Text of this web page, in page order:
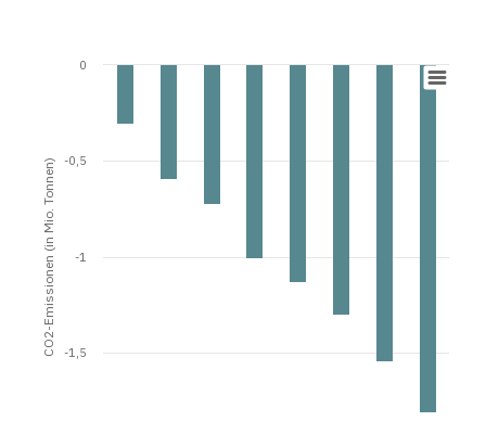
CO2-Emissionen (in Mio. Tonnen) -1,5
-1
-0,5
0